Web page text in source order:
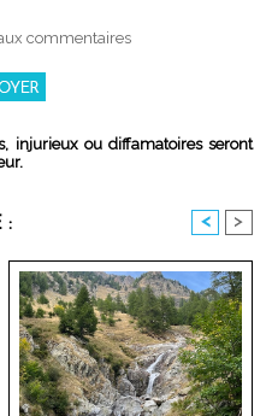
commentaires
injurieux ou diffamatoires seront
: < >